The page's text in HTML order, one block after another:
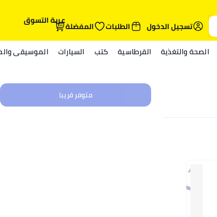
تسجيل الدخول
الطلبات المفضلةعربة التسوق
الصحة والتغذية القرطاسية كتب السيارات الموسيقى
متوفر قريبا